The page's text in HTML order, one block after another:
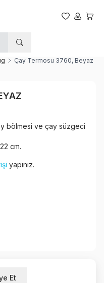
Favorilerim
Hesabım
Çay Termosu 3760, Beyaz
bölmesi ve çay süzgeci
cm.
yapınız.
Et